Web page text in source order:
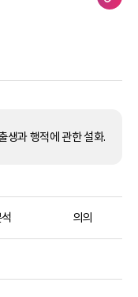
생과 행적에 관한 설화.
의의